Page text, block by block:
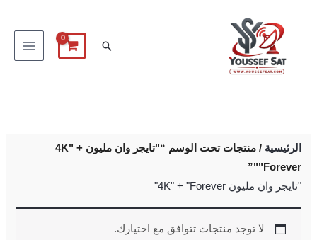
البحث
الرئيسية
/ منتجات تحت الوسم “"تايجر وان مليون 4K" +
"Forever"”
"تايجر وان مليون 4K" + "Forever"
لا توجد منتجات تتوافق مع اختيارك.